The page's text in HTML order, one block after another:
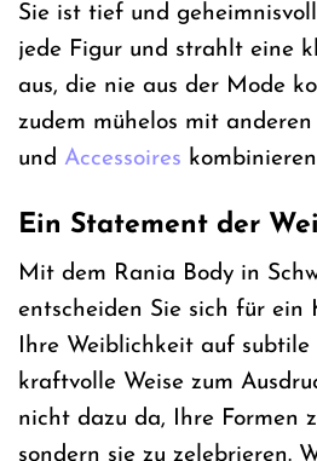
Sie ist tief und
jede Figur und strahlt eine
aus, die nie aus der Mode
zudem mühelos mit
und Accessoires
Ein Statement der
Mit dem Rania Body in
entscheiden Sie sich für ein
Ihre Weiblichkeit auf subtile
kraftvolle Weise zum
nicht dazu da, Ihre Formen
sondern sie zu zelebrieren.